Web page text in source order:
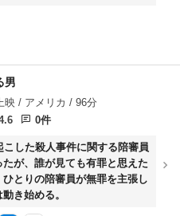
る事だけ。だが、その中で、
と激しい口論をしていた病床
くなった事に気づいた。セー
はないかと推測、恋人のリザ
協力を得て調査を始めるのだ
男
映 / アメリカ / 96分
0件
こした殺人事件に関する陪審員
が、誰が見ても有罪と思えた
ひとりの陪審員が無罪を主張し
き始める。